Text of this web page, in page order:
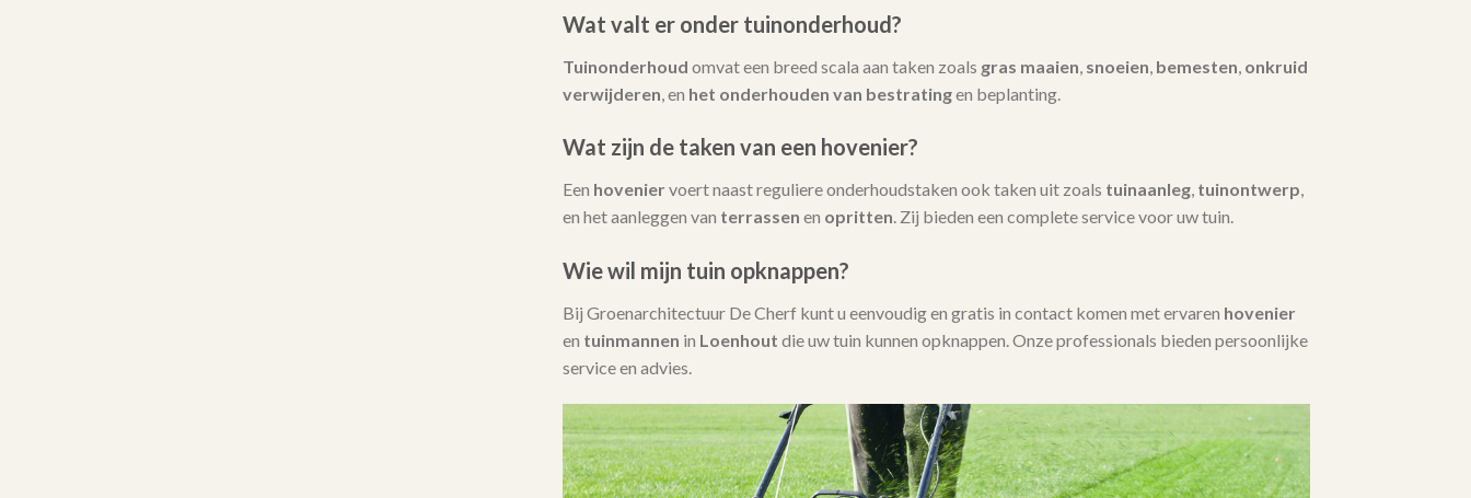
Wat valt er onder tuinonderhoud?
Tuinonderhoud omvat een breed scala aan taken zoals gras maaien snoeien bemesten onkruid
verwijderen , en het onderhouden van bestratingen beplanting.
Wat zijn de taken van een hovenier?
Een hoveniervoert naast reguliere onderhoudstaken ook taken uit zoals tuinaanleg, tuinontwerp,
en het aanleggen van terrassen en opritten. Zij bieden een complete service voor uw tuin.
Wie wil mijn tuin opknappen?
Bij Groenarchitectuur De Cherf kunt u eenvoudig en gratis in contact komen met ervaren hovenier
en tuinmannen in Loenhout die uw tuin kunnen opknappen. Onze professionals bieden persoonlijke
service en advies.